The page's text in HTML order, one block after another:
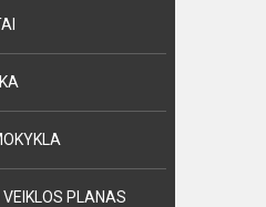
VEIKLOS PLANAS